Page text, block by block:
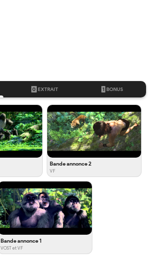
0 EXTRAIT 1 BONUS
Bande annonce 2
VF
Bande annonce 1
VOST et VF